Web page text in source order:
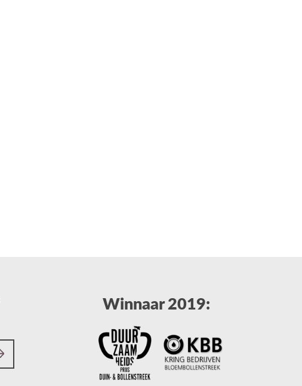
Winnaar 2019: